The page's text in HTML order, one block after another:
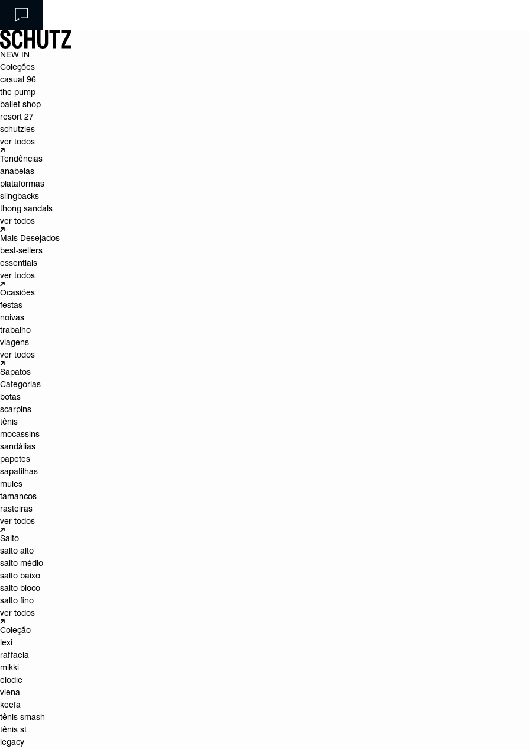
NEW IN
Coleções
casual 96
the pump
ballet shop
resort 27
schutzies
ver todos
Tendências
anabelas
plataformas
slingbacks
thong sandals
ver todos
Mais Desejados
best-sellers
essentials
ver todos
Ocasiões
festas
noivas
trabalho
viagens
ver todos
Sapatos
Categorias
botas
scarpins
tênis
mocassins
sandálias
papetes
sapatilhas
mules
tamancos
rasteiras
ver todos
Salto
salto alto
salto médio
salto baixo
salto bloco
salto fino
ver todos
Coleção
lexi
raffaela
mikki
elodie
viena
keefa
tênis smash
tênis st
legacy